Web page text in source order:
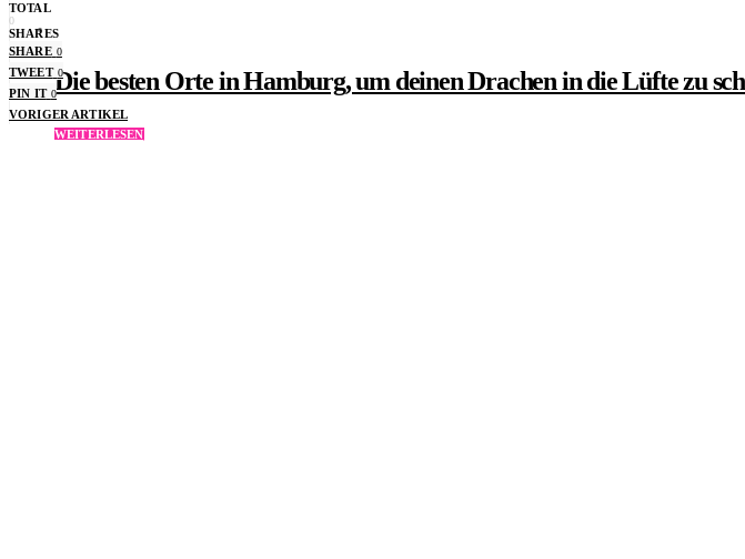
Die besten Orte in Hamburg, um deinen Drachen in die Lüfte zu
WEITERLESEN
TOTAL
0
SHARES
SHARE 0
TWEET 0
PIN IT 0
VORIGER ARTIKEL